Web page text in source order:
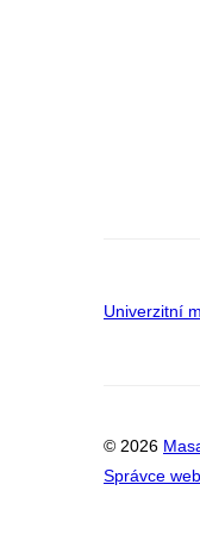
Univerzitní
© 2026
Správce